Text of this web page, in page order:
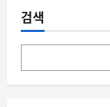
도
아
는
람
검색